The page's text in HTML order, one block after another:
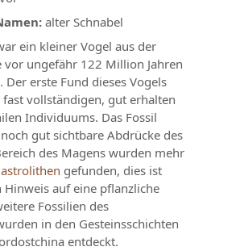
alter Schnabel
ein kleiner Vogel aus der
vor ungefähr 122 Million Jahren
erste Fund dieses Vogels
vollständigen, gut erhalten
Individuums. Das Fossil
gut sichtbare Abdrücke des
des Magens wurden mehr
gefunden, dies ist
auf eine pflanzliche
Fossilien des
in den Gesteinsschichten
entdeckt.